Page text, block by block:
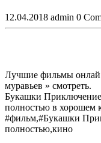
12.04.2018 admin 0
Лучшие фильмы
муравьев » смотреть.
Букашки Приключение
полностью в хорошем
#фильм,#Букашки
полностью,кино